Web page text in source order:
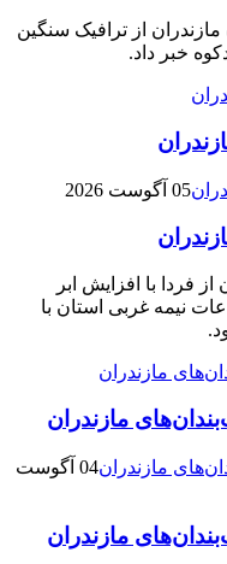
مازندران از ترافیک سنگین
خبر داد.
05 آگوست 2026
فردا با افزایش ابر
نیمه غربی استان با
مازندران
04 آگوست
مازندران